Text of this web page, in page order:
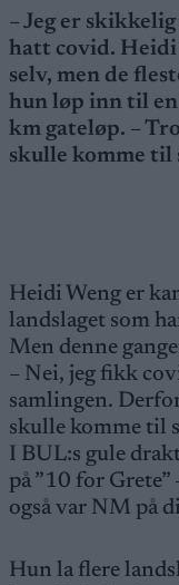
– Jeg er
hatt covid. Heidi
selv, men de
hun løp inn til
km gateløp. –
skulle komme til
Heidi Weng er
landslaget som
Men denne
– Nei, jeg fikk
samlingen.
skulle komme til
I BUL:s gule
på ”10 for
også var NM på
Hun la flere